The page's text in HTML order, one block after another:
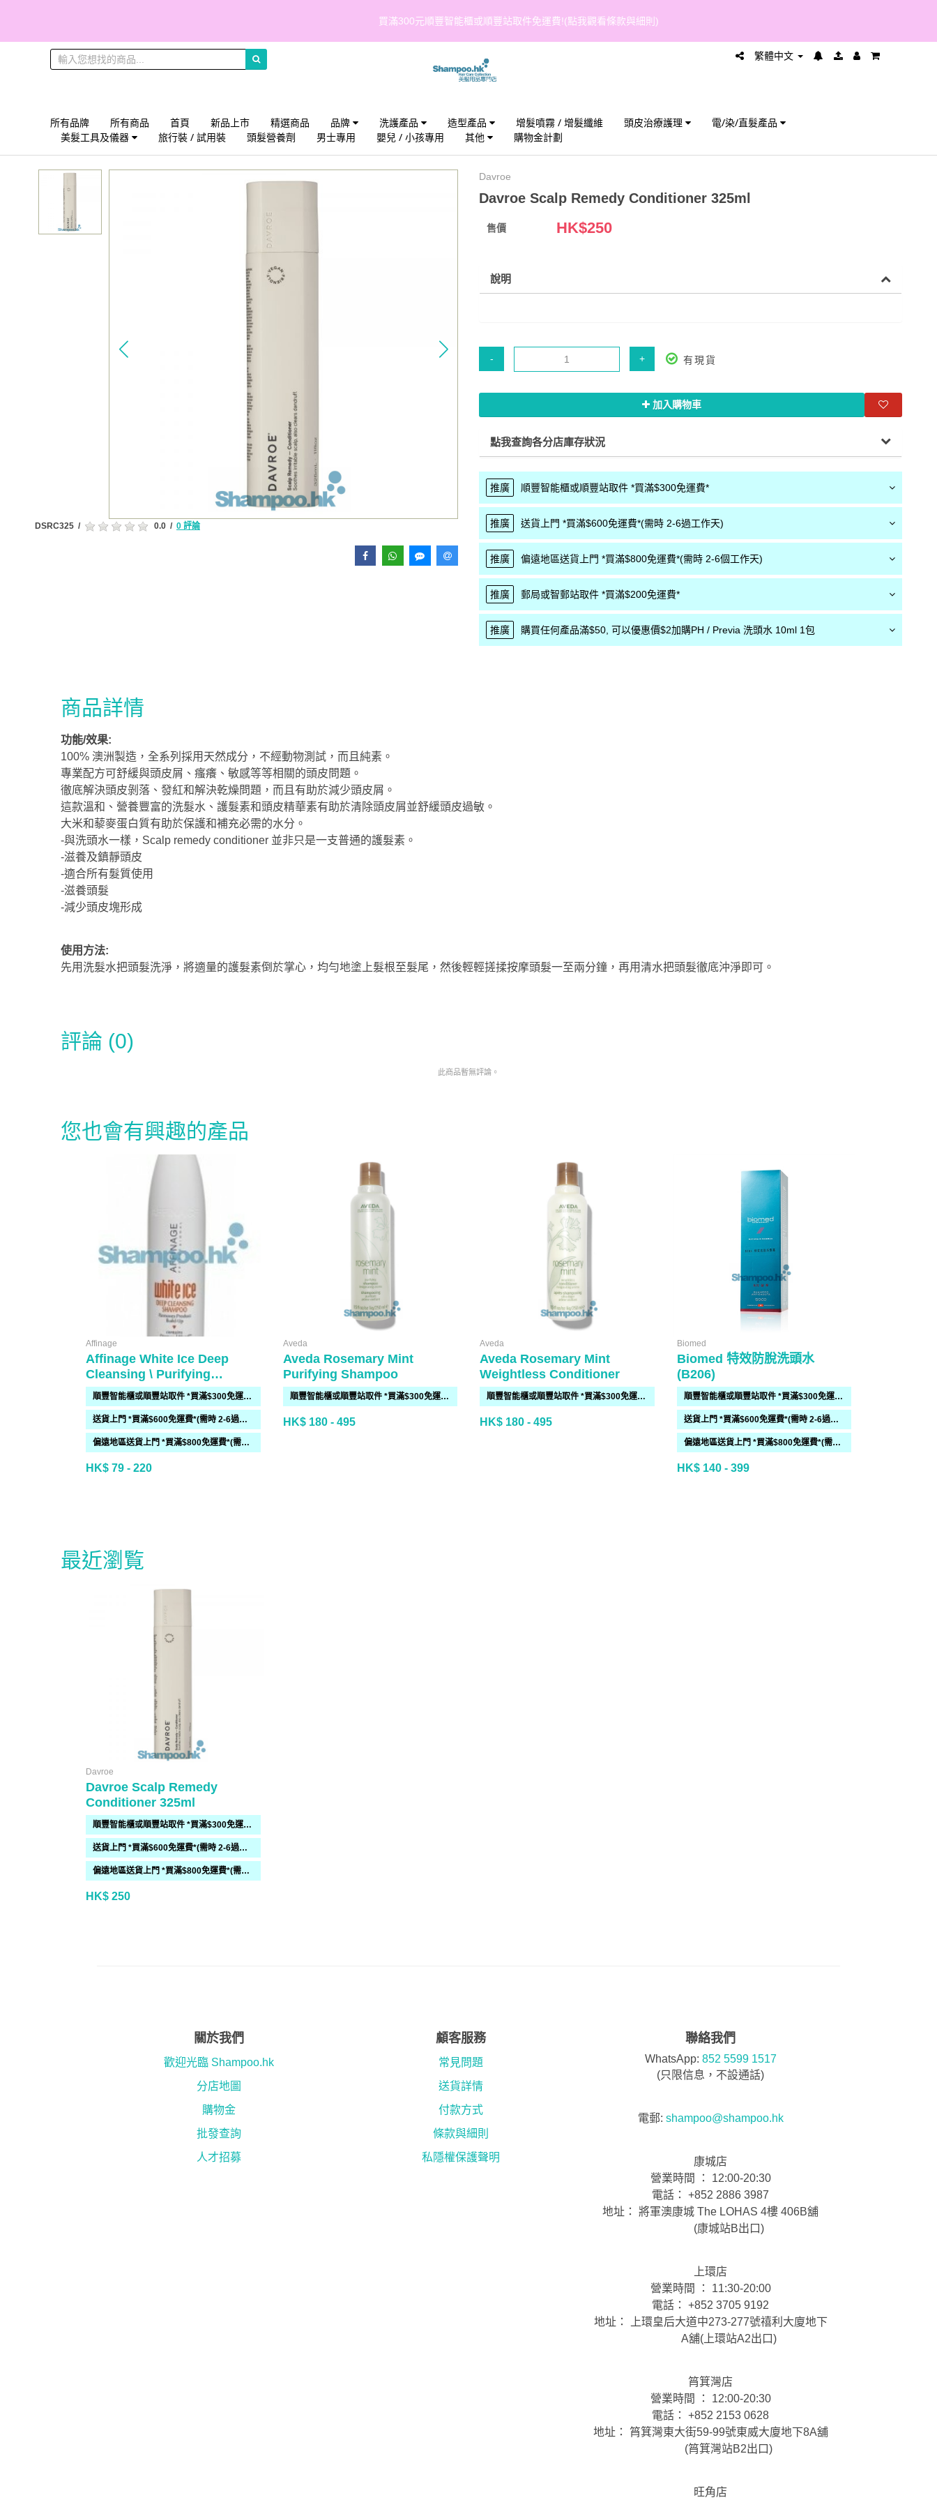
買滿300元順豐智能櫃或順豐站取件免運費!(點我觀看條款與細則)
繁體中文
所有品牌 所有商品 首頁 新品上市 精選商品 品牌 洗護產品 造型產品 增髮噴霧 / 增髮纖維 頭皮治療護理
電/染/直髮產品
美髮工具及儀器
旅行裝 / 試用裝 頭髮營養劑 男士專用 嬰兒 / 小孩專用 其他 購物金計劃
DSRC325 / 0.0 / 0 評論
Davroe
Davroe Scalp Remedy Conditioner 325ml
售價 HK$250
說明
- + 有現貨
加入購物車
點我查詢各分店庫存狀況
推廣 順豐智能櫃或順豐站取件 *買滿$300免運費*
推廣 送貨上門 *買滿$600免運費*(需時 2-6過工作天)
推廣 偏遠地區送貨上門 *買滿$800免運費*(需時 2-6個工作天)
推廣 郵局或智郵站取件 *買滿$200免運費*
推廣 購買任何產品滿$50, 可以優惠價$2加購PH / Previa 洗頭水 10ml 1包
商品詳情
功能/效果:
100% 澳洲製造，全系列採用天然成分，不經動物測試，而且純素。
專業配方可舒緩與頭皮屑、瘙癢、敏感等等相關的頭皮問題。
徹底解決頭皮剝落、發紅和解決乾燥問題，而且有助於減少頭皮屑。
這款溫和、營養豐富的洗髮水、護髮素和頭皮精華素有助於清除頭皮屑並舒緩頭皮過敏。
大米和藜麥蛋白質有助於保護和補充必需的水分。
-與洗頭水一樣，Scalp remedy conditioner 並非只是一支普通的護髮素。
-滋養及鎮靜頭皮
-適合所有髮質使用
-滋養頭髮
-減少頭皮塊形成
使用方法:
先用洗髮水把頭髮洗淨，將適量的護髮素倒於掌心，均勻地塗上髮根至髮尾，然後輕輕搓揉按摩頭髮一至兩分鐘，再用清水把頭髮徹底沖淨即可。
評論 (0)
此商品暫無評論。
您也會有興趣的產品
Affinage
Affinage White Ice Deep
Cleansing \ Purifying
Shampoo
順豐智能櫃或順豐站取件 *買滿$300免運費*
送貨上門 *買滿$600免運費*(需時 2-6過工作天)
偏遠地區送貨上門 *買滿$800免運費*(需時 2-6個工作天)
HK$ 79 - 220
Aveda
Aveda Rosemary Mint
Purifying Shampoo
順豐智能櫃或順豐站取件 *買滿$300免運費*
HK$ 180 - 495
Aveda
Aveda Rosemary Mint
Weightless Conditioner
順豐智能櫃或順豐站取件 *買滿$300免運費*
HK$ 180 - 495
Biomed
Biomed 特效防脫洗頭水
(B206)
順豐智能櫃或順豐站取件 *買滿$300免運費*
送貨上門 *買滿$600免運費*(需時 2-6過工作天)
偏遠地區送貨上門 *買滿$800免運費*(需時 2-6個工作天)
HK$ 140 - 399
最近瀏覧
Davroe
Davroe Scalp Remedy
Conditioner 325ml
順豐智能櫃或順豐站取件 *買滿$300免運費*
送貨上門 *買滿$600免運費*(需時 2-6過工作天)
偏遠地區送貨上門 *買滿$800免運費*(需時 2-6個工作天)
HK$ 250
關於我們
歡迎光臨 Shampoo.hk
分店地圖
購物金
批發查詢
人才招募
顧客服務
常見問題
送貨詳情
付款方式
條款與細則
私隱權保護聲明
聯絡我們
WhatsApp: 852 5599 1517
(只限信息，不設通話)
電郵: shampoo@shampoo.hk
康城店
營業時間 ： 12:00-20:30
電話： +852 2886 3987
地址： 將軍澳康城 The LOHAS 4樓 406B舖
(康城站B出口)
上環店
營業時間 ： 11:30-20:00
電話： +852 3705 9192
地址： 上環皇后大道中273-277號禧利大廈地下
A舖(上環站A2出口)
筲箕灣店
營業時間 ： 12:00-20:30
電話： +852 2153 0628
地址： 筲箕灣東大街59-99號東威大廈地下8A舖
(筲箕灣站B2出口)
旺角店